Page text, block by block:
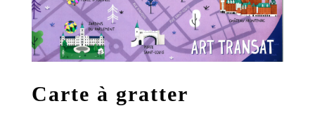
Carte à gratter